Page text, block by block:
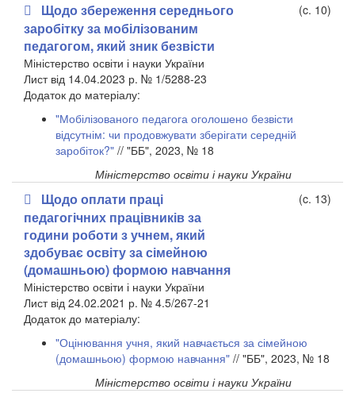
Щодо збереження середнього
заробітку за мобілізованим
педагогом, який зник безвісти
(c. 10)
Міністерство освіти і науки України
Лист від 14.04.2023 р. № 1/5288-23
​Додаток до матеріалу:
"Мобілізованого педагога оголошено безвісти
відсутнім: чи продовжувати зберігати середній
заробіток?" // "ББ", 2023, № 18
Міністерство освіти і науки України
Щодо оплати праці
педагогічних працівників за
години роботи з учнем, який
здобуває освіту за сімейною
(домашньою) формою навчання
(c. 13)
Міністерство освіти і науки України
Лист від 24.02.2021 р. № 4.5/267-21
​Додаток до матеріалу:
"Оцінювання учня, який навчається за сімейною
(домашньою) формою навчання" // "ББ", 2023, № 18
Міністерство освіти і науки України